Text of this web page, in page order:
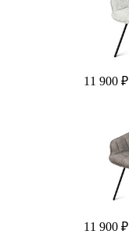
11 900 ₽
11 900 ₽